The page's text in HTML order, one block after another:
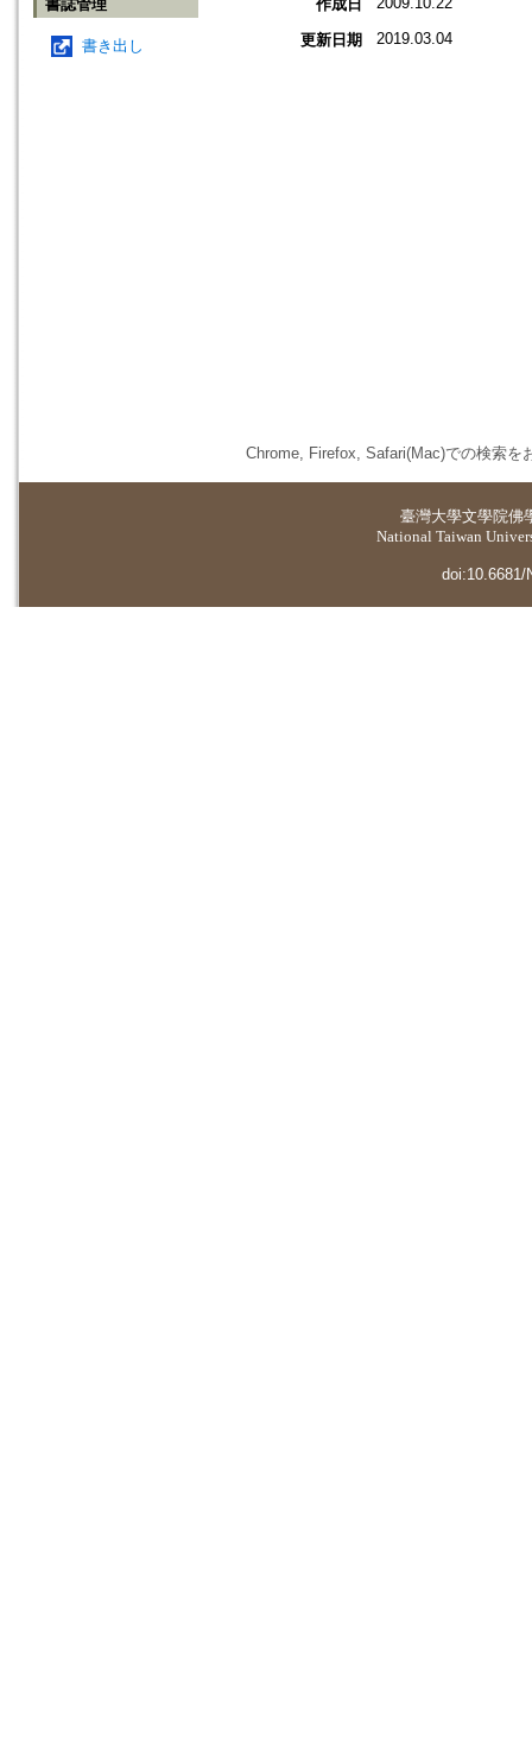
書誌管理
書き出し
作成日
更新日期 2019.03.04
Chrome, Firefox, Safari(Mac)での検索を
臺灣大學文學院佛
National Taiwan
doi:10.6681/